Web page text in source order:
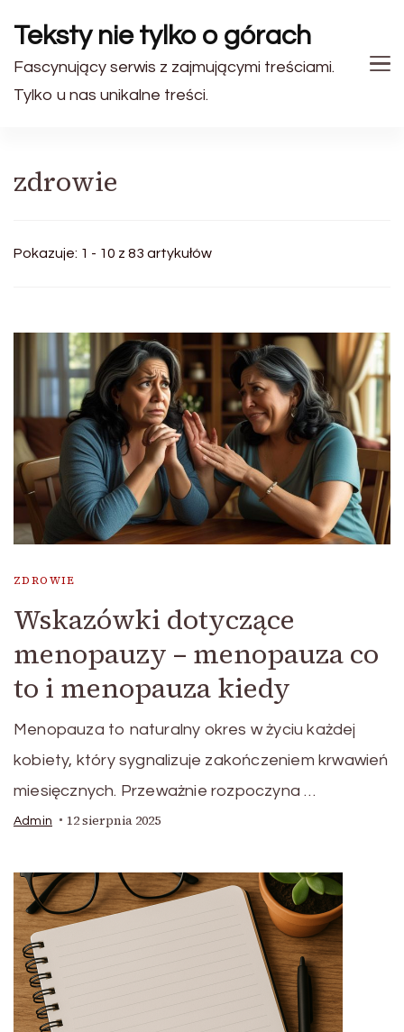
Teksty nie tylko o górach
Fascynujący serwis z zajmującymi treściami.
Tylko u nas unikalne treści.
zdrowie
Pokazuje: 1 - 10 z 83 artykułów
ZDROWIE
Wskazówki dotyczące
menopauzy – menopauza co
to i menopauza kiedy
Menopauza to naturalny okres w życiu każdej
kobiety, który sygnalizuje zakończeniem krwawień
miesięcznych. Przeważnie rozpoczyna …
Admin 12 sierpnia 2025